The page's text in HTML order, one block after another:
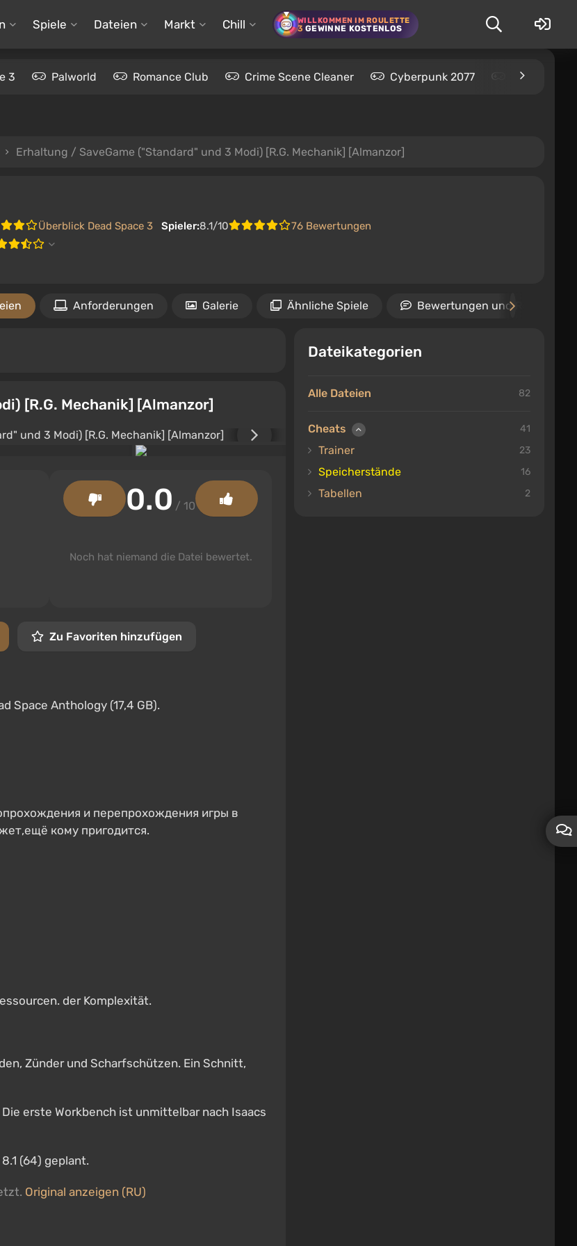
Spiele Dateien Markt Chill WILLKOMMEN IM ROULETTE
3 GEWINNE KOSTENLOS
3 Palworld Romance Club Crime Scene Cleaner Cyberpunk 2077 Kingdom
Erhaltung / SaveGame ("Standard" und 3 Modi) [R.G. Mechanik] [Almanzor]
Überblick Dead Space 3 Spieler:8.1/10
76 Bewertungen
Anforderungen Galerie Ähnliche Spiele Bewertungen und
Dateikategorien
Alle Dateien 82
Cheats 41
Trainer 23
Speicherstände 16
Tabellen 2
[R.G. Mechanik] [Almanzor]
0.0 / 10
Noch hat niemand die Datei bewertet.
Zu Favoriten hinzufügen
Space Anthology (17,4 GB).
и перепрохождения игры в
кому пригодится.
der Komplexität.
Zünder und Scharfschützen. Ein Schnitt,
erste Workbench ist unmittelbar nach Isaacs
(64) geplant.
Original anzeigen (RU)